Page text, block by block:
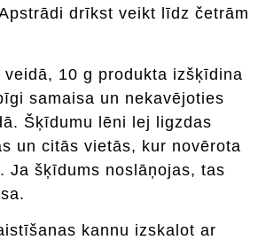
drīkst veikt līdz četrām
10 g produkta izšķīdina
samaisa un nekavējoties
Šķīdumu lēni lej ligzdas
un citās vietās, kur novērota
Ja šķīdums noslāņojas, tas
kannu izskalot ar